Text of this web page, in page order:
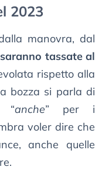
2023
manovra, dal
tassate al
rispetto alla
bozza si parla di
“anche” per i
voler dire che
anche quelle